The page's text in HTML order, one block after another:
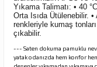
Yıkama Talimatı: • 40
Orta Isıda Ütülenebilir.
renkleriyle kumaş
çıkabilir.
--- Saten dokuma pamuklu
yatak odanızda hem konfor